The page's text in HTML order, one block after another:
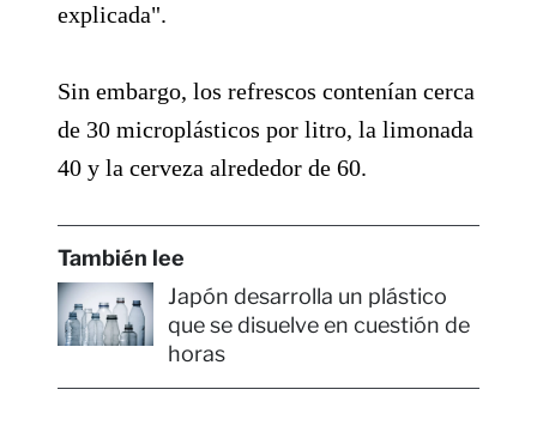
explicada".
Sin embargo, los refrescos contenían cerca
de 30 microplásticos por litro, la limonada
40 y la cerveza alrededor de 60.
También lee
Japón desarrolla un plástico
que se disuelve en cuestión de
horas